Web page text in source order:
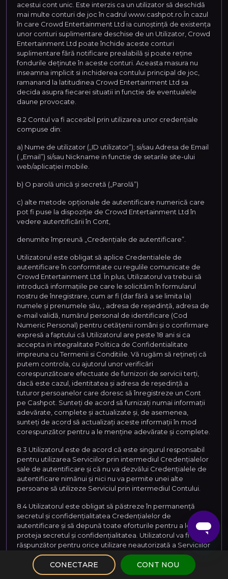
acestui cont unic. Este interzis ca un utilizator să deschidă
mai multe conturi de joc în cadrul www.cashpot.ro.În cazul
în care Crowd Entertainment Ltd ia cunoștință de existența
unor conturi suplimentare deschise de un Utilizator, Crowd
Entertainment Ltd poate închide aceste conturi
suplimentare fără notificare prealabilă și poate reține
fondurile deținute în aceste conturi. Aceasta masura nu
inseamna implicit si inchiderea contului principal de joc,
ramanand la latitudinea Crowd Entertainment Ltd sa
decida asupra fiecarei situatii in functie de eventualele
daune provocate.
8.2 Contul va fi accesibil prin utilizarea unor credențiale
compuse din:
a) Nume de utilizator („ID utilizator”); si/sau Adresa de Email
( „Email”) si/sau Nickname in functie de setarile site-ului
web/aplicației mobile.
b) O parolă unică și secretă („Parolă”)
c) alte metode opționale de autentificare numerică care
pot fi puse la dispoziție de Crowd Entertainment Ltd în
vedere autentificării în Cont,
denumite împreună „Credențiale de autentificare”.
Utilizatorul este obligat să aplice Credentialele de
autentificare în conformitate cu regulile comunicate de
Crowd Entertainment Ltd. În plus, Utilizatorul va trebui să
introducă informațiile pe care le solicităm în formularul
nostru de înregistrare, cum ar fi (dar fără a se limita la)
numele și prenumele său, , adresa de reședință, adresa de
e-mail validă, numărul personal de identificare (Cod
Numeric Personal) pentru cetățenii români și o confirmare
expresă a faptului că Utilizatorul are peste 18 ani si ca
accepta in integralitate Politica de Confidentialitate
impreuna cu Termenii si Conditiile. Vă rugăm să rețineți că
putem controla, cu ajutorul unor verificări
corespunzătoare efectuate de furnizori de servicii terți,
dacă este cazul, identitatea și adresa de reședință a
tuturor persoanelor care doresc să înregistreze un Cont
pe Cashpot. Sunteți de acord să furnizați numai informații
adevărate, complete și actualizate și, de asemenea,
sunteți de acord să actualizați aceste informații în mod
corespunzător pentru a le menține adevărate și complete.
8.3 Utilizatorul este de acord că este singurul responsabil
pentru utilizarea Serviciilor prin intermediul Credențialelor
sale de autentificare și că nu va dezvălui Credențialele de
autentificare nimănui și nici nu va permite unei alte
persoane să utilizeze Serviciul prin intermediul Contului.
8.4 Utilizatorul este obligat să păstreze în permanență
secretul și confidențialitatea Credențialelor de
autentificare și să depună toate eforturile pentru a le
proteja secretul și confidențialitatea. Utilizatorul va fi ținut
răspunzător pentru orice utilizare neautorizată a Serviciilor
prin intermediul Credențialele de autentificare.
8.5 Este obligația dumneavoastră să vă asigurați că toate
CONECTARE CONT NOU